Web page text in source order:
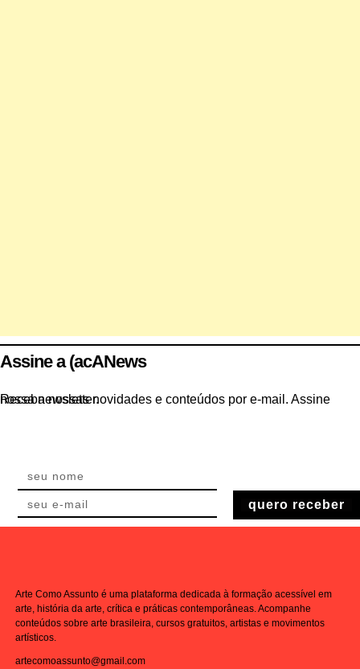
Assine a (acANews
Receba nossas novidades e conteúdos por e-mail. Assine nossa newsletter.
quero receber
Arte Como Assunto é uma plataforma dedicada à formação acessível em
arte, história da arte, crítica e práticas contemporâneas. Acompanhe
conteúdos sobre arte brasileira, cursos gratuitos, artistas e movimentos
artísticos.
artecomoassunto@gmail.com